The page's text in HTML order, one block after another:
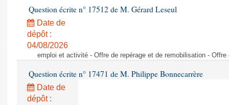
Question écrite n° 17512 de M. Gérard Leseul
Date de
dépôt :
04/08/2026
emploi et activité - Offre de repérage et de remobilisation -
Question écrite n° 17471 de M. Philippe Bonnecarrère
Date de
dépôt :